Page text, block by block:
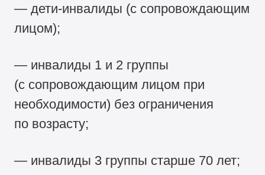
— дети-инвалиды (с сопровождающим
лицом);
— инвалиды 1 и 2 группы
(с сопровождающим лицом при
необходимости) без ограничения
по возрасту;
— инвалиды 3 группы старше 70 лет;